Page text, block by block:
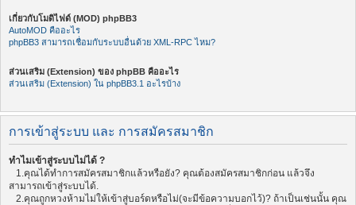
เกี่ยวกับโมดิไฟด์ (MOD) phpBB3
AutoMOD คืออะไร
phpBB3 สามารถเชื่อมกับระบบอื่นด้วย XML-RPC ไหม?
ส่วนเสริม (Extension) ของ phpBB คืออะไร
ส่วนเสริม (Extension) ใน phpBB3.1 อะไรบ้าง
การเข้าสู่ระบบ และ การสมัครสมาชิก
ทำไมเข้าสู่ระบบไม่ได้ ?
1.คุณได้ทำการสมัครสมาชิกแล้วหรือยัง? คุณต้องสมัครสมาชิกก่อน แล้วจึง
สามารถเข้าสู่ระบบได้.
2.คุณถูกหวงห้ามไม่ให้เข้าสู่บอร์ดหรือไม่(จะมีข้อความบอกไว้)? ถ้าเป็นเช่นนั้น คุณ